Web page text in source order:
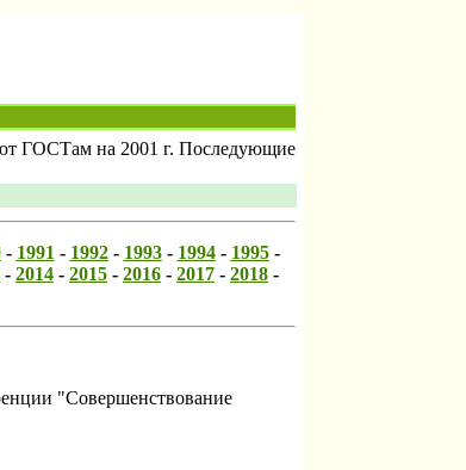
ГОСТам на 2001 г. Последующие
- 1991 - 1992 - 1993 - 1994 - 1995 -
- 2014 - 2015 - 2016 - 2017 - 2018 -
"Совершенствование